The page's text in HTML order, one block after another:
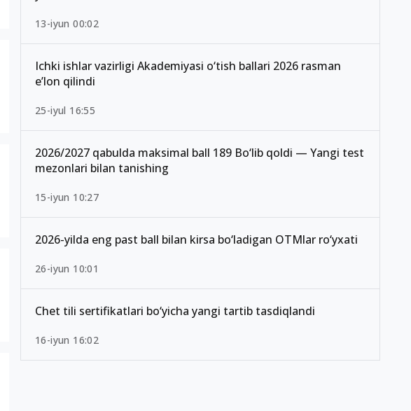
13-iyun 00:02
Ichki ishlar vazirligi Akademiyasi o‘tish ballari 2026 rasman
e’lon qilindi
25-iyul 16:55
2026/2027 qabulda maksimal ball 189 Bo‘lib qoldi — Yangi test
mezonlari bilan tanishing
15-iyun 10:27
2026-yilda eng past ball bilan kirsa bo‘ladigan OTMlar ro‘yxati
26-iyun 10:01
Chet tili sertifikatlari bo‘yicha yangi tartib tasdiqlandi
16-iyun 16:02